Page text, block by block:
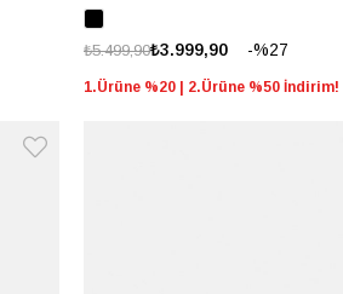
%27
₺3.999,90
₺5.499,90
1.Ürüne %20 | 2.Ürüne %50 İndirim!